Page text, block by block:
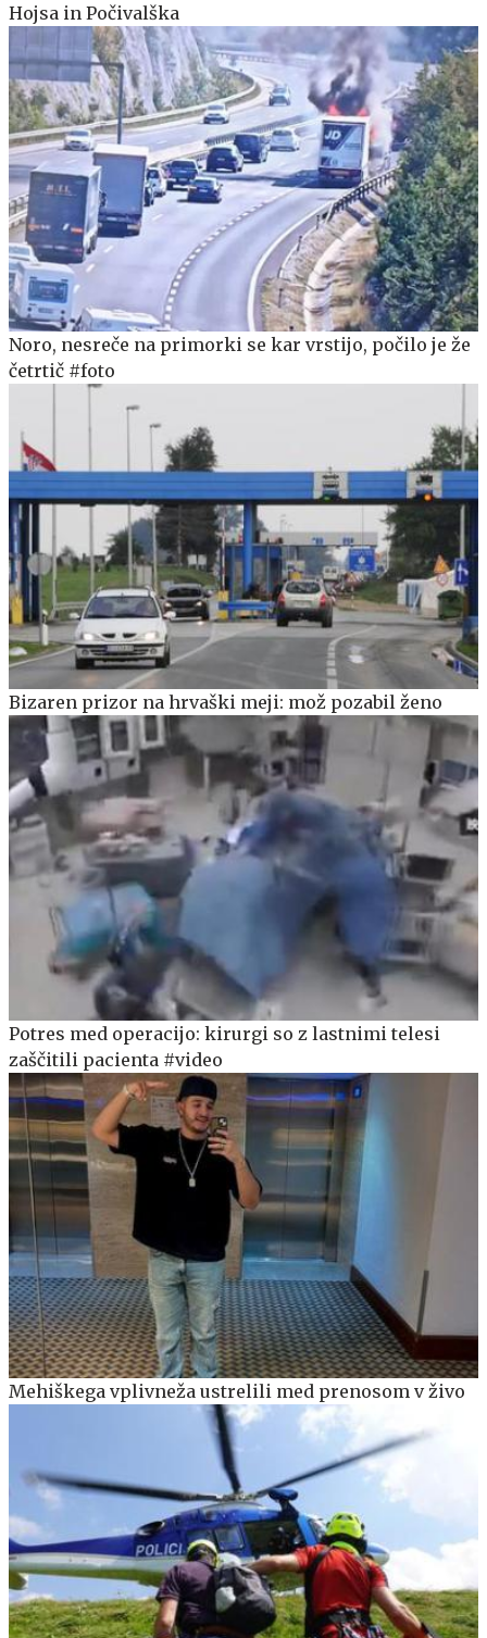
Hojsa in Počivalška
Noro, nesreče na primorki se kar vrstijo, počilo je že
četrtič #foto
Bizaren prizor na hrvaški meji: mož pozabil ženo
Potres med operacijo: kirurgi so z lastnimi telesi
zaščitili pacienta #video
Mehiškega vplivneža ustrelili med prenosom v živo